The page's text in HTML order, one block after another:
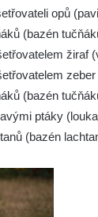
opů
(bazén
žiraf
(bazén
ptáky
(bazén